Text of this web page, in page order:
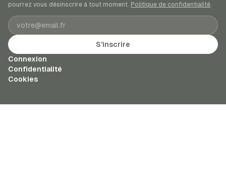
pourrez vous désinscrire à tout moment. Politique de confidentialité.
Adresse e-mail
S’inscrire
Connexion
Confidentialité
Cookies